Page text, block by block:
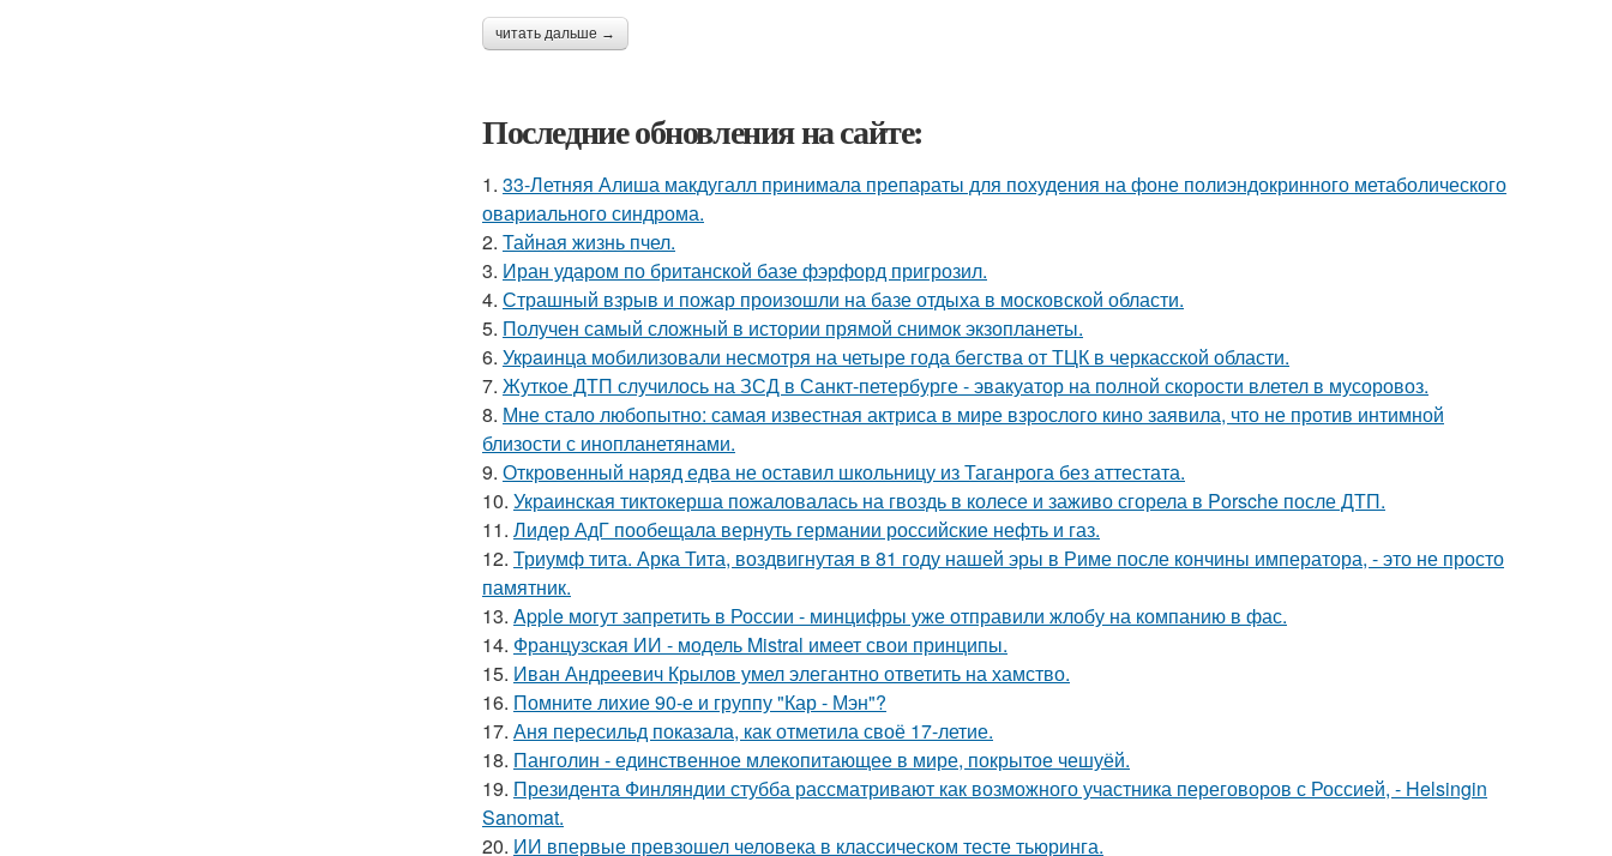
читать дальше →
Последние обновления на сайте:
1. 33-Летняя Алиша макдугалл принимала препараты для похудения на фоне полиэндокринного метаболического
овариального синдрома.
2. Тайная жизнь пчел.
3. Иран ударом по британской базе фэрфорд пригрозил.
4. Страшный взрыв и пожар произошли на базе отдыха в московской области.
5. Получен самый сложный в истории прямой снимок экзопланеты.
6. Укpaинца мобилизовали несмотря на четыре года бегства от ТЦК в черкасской области.
7. Жуткое ДТП случилось на ЗСД в Санкт-петербурге - эвакуатор на полной скорости влетел в мусоровоз.
8. Мне стало любопытно: самая известная актриса в мире взрослого кино заявила, что не против интимной
близости с инопланетянами.
9. Откровенный наряд едва не оставил школьницу из Таганрога без аттестата.
10. Украинская тиктокерша пожаловалась на гвоздь в колесе и заживо сгорела в Porsche после ДТП.
11. Лидер АдГ пообещала вернуть германии российские нефть и газ.
12. Триумф тита. Арка Тита, воздвигнутая в 81 году нашей эры в Риме после кончины императора, - это не просто
памятник.
13. Apple могут запретить в России - минцифры уже отправили жлобу на компанию в фас.
14. Французская ИИ - модель Mistral имеет свои принципы.
15. Иван Андреевич Крылов умел элегантно ответить на хамство.
16. Помните лихие 90-е и группу "Кар - Мэн"?
17. Аня пересильд показала, как отметила своё 17-летие.
18. Панголин - единственное млекопитающее в мире, покрытое чешуёй.
19. Президента Финляндии стубба рассматривают как возможного участника переговоров с Россией, - Helsingin
Sanomat.
20. ИИ впервые превзошел человека в классическом тесте тьюринга.